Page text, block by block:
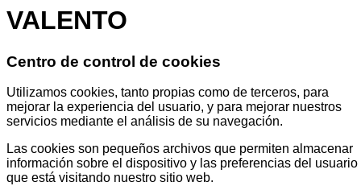
VALENTO
Centro de control de cookies
Utilizamos cookies, tanto propias como de terceros, para
mejorar la experiencia del usuario, y para mejorar nuestros
servicios mediante el análisis de su navegación.
Las cookies son pequeños archivos que permiten almacenar
información sobre el dispositivo y las preferencias del usuario
que está visitando nuestro sitio web.